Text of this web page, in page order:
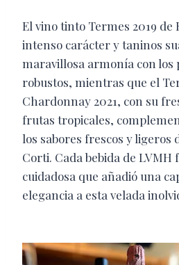
El vino tinto Termes 2019 de
intenso carácter y taninos
maravillosa armonía con los
robustos, mientras que el
Chardonnay 2021, con su
frutas tropicales,
los sabores frescos y ligeros
Corti. Cada bebida de LVMH
cuidadosa que añadió una
elegancia a esta velada